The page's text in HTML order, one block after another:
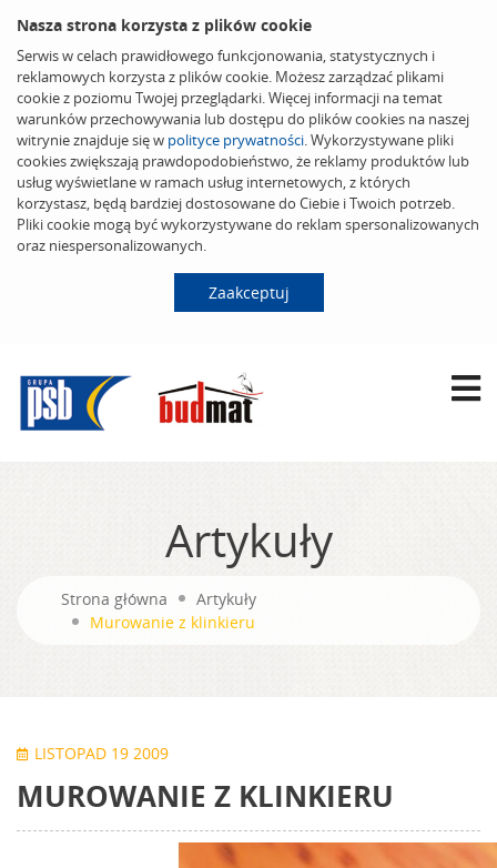
Nasza strona korzysta z plików cookie
Serwis w celach prawidłowego funkcjonowania, statystycznych i
reklamowych korzysta z plików cookie. Możesz zarządzać plikami
cookie z poziomu Twojej przeglądarki. Więcej informacji na temat
warunków przechowywania lub dostępu do plików cookies na naszej
witrynie znajduje się w polityce prywatności. Wykorzystywane pliki
cookies zwiększają prawdopodobieństwo, że reklamy produktów lub
usług wyświetlane w ramach usług internetowych, z których
korzystasz, będą bardziej dostosowane do Ciebie i Twoich potrzeb.
Pliki cookie mogą być wykorzystywane do reklam spersonalizowanych
oraz niespersonalizowanych.
Zaakceptuj
Artykuły
Strona główna
Artykuły
Murowanie z klinkieru
LISTOPAD 19 2009
MUROWANIE Z KLINKIERU